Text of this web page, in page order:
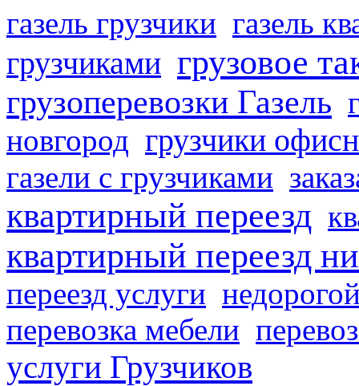
газель грузчики газель
грузчиками грузовое
грузоперевозки Газель
новгород грузчики
газели с грузчиками
квартирный переезд
квартирный переезд
переезд услуги
перевозка мебели
услуги Грузчиков